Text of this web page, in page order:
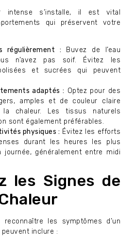
intense s’installe, il est vital
qui préservent votre
régulièrement : Buvez de l’eau
n’avez pas soif. Évitez les
et sucrées qui peuvent
adaptés : Optez pour des
amples et de couleur claire
la chaleur. Les tissus naturels
sont également préférables.
physiques : Évitez les efforts
durant les heures les plus
journée, généralement entre midi
les Signes de
les symptômes d’un
inclure :